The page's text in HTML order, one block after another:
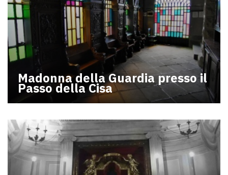
Madonna della Guardia presso il
Passo della Cisa